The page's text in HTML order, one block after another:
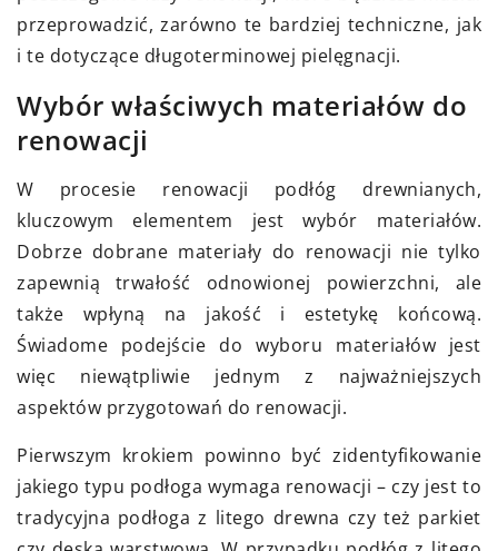
przeprowadzić, zarówno te bardziej techniczne, jak
i te dotyczące długoterminowej pielęgnacji.
Wybór właściwych materiałów do
renowacji
W procesie renowacji podłóg drewnianych,
kluczowym elementem jest wybór materiałów.
Dobrze dobrane materiały do renowacji nie tylko
zapewnią trwałość odnowionej powierzchni, ale
także wpłyną na jakość i estetykę końcową.
Świadome podejście do wyboru materiałów jest
więc niewątpliwie jednym z najważniejszych
aspektów przygotowań do renowacji.
Pierwszym krokiem powinno być zidentyfikowanie
jakiego typu podłoga wymaga renowacji – czy jest to
tradycyjna podłoga z litego drewna czy też parkiet